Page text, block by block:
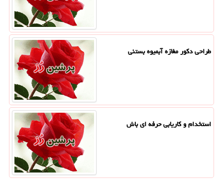
طراحی دکور مغازه آبمیوه بستنی
استخدام و کاریابی حرفه ای باش